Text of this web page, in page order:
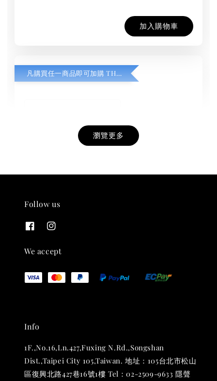
加入購物車
凡購買任一商品即可加購 THT 九週年紀念 T-shirt
THT 九週年紀念 T-shirt
NT$ 880
加入購物車
瀏覽更多
Follow us
We accept
Info
1F.,No.16,Ln.427,Fuxing N.Rd.,Songshan
Dist.,Taipei City 105,Taiwan. 地址：105台北市松山
區復興北路427巷16號1樓 Tel：02-2509-9633 隱聲